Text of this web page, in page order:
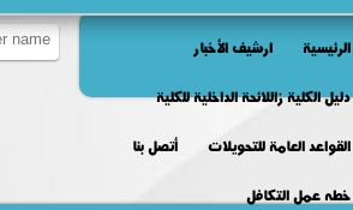
الرئيسية
ارشيف الأخبار
دليل الكلية زاللائحة الداخلية للكلية
القواعد العامة للتحويلات
أتصل بنا
خطه عمل التكافل